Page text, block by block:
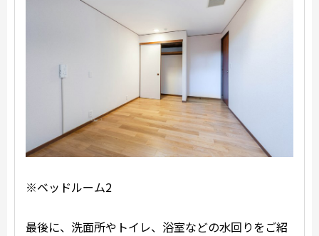
※ベッドルーム2
最後に、洗面所やトイレ、浴室などの水回りをご紹